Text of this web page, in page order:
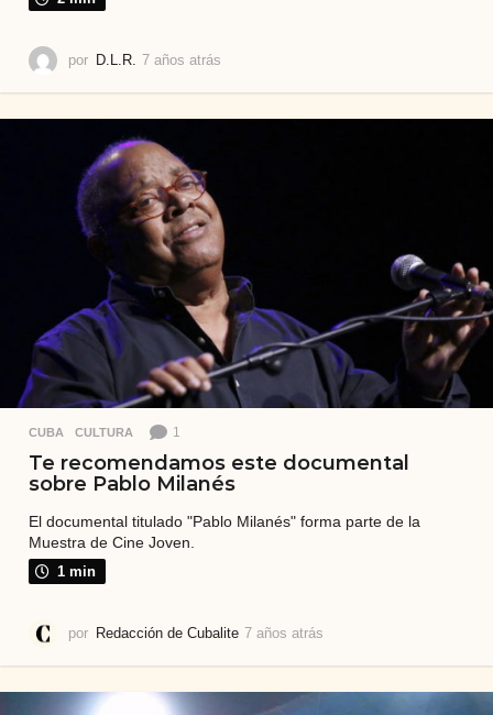
por D.L.R. 7 años atrás
o
á
s
CUBA ,CULTURA 1
Te recomendamos este documental
sobre Pablo Milanés
El documental titulado "Pablo Milanés" forma parte de la
Muestra de Cine Joven.
1 min
por Redacción de Cubalite 7 años atrás
o